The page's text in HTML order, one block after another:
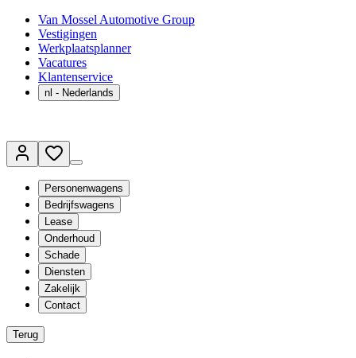
Van Mossel Automotive Group
Vestigingen
Werkplaatsplanner
Vacatures
Klantenservice
nl - Nederlands
Personenwagens
Bedrijfswagens
Lease
Onderhoud
Schade
Diensten
Zakelijk
Contact
Terug